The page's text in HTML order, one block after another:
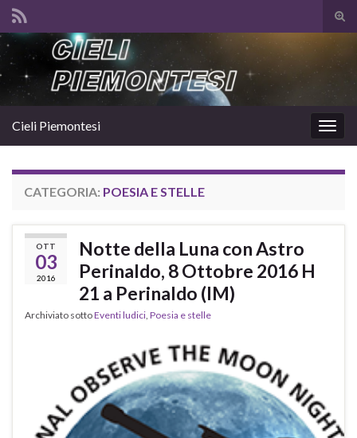
il
Search for:
la
Cieli Piemontesi
CATEGORIA: POESIA E STELLE
OTT
03
2016
Notte della Luna con Astro
Perinaldo, 8 Ottobre 2016 H
21 a Perinaldo (IM)
Archiviato sottoEventi ludici, Poesia e stelle